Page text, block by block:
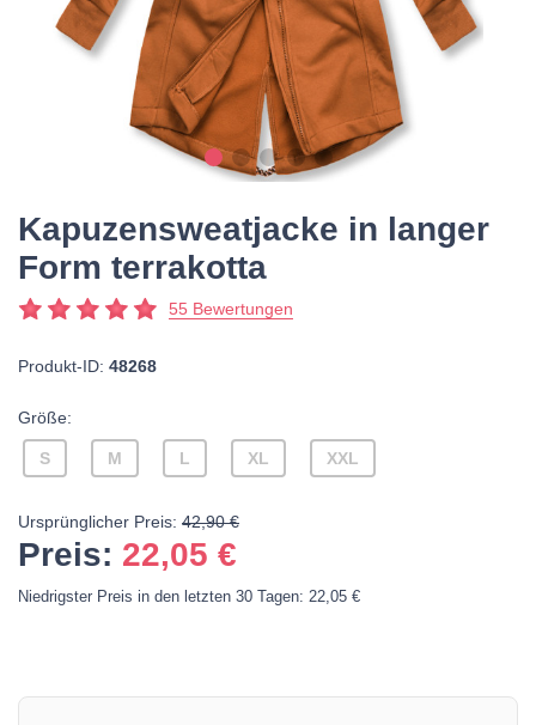
Kapuzensweatjacke in langer
Form terrakotta
55 Bewertungen
Produkt-ID: 48268
Größe:
S M L XL XXL
Ursprünglicher Preis: 42,90 €
Preis: 22,05 €
Niedrigster Preis in den letzten 30 Tagen: 22,05 €